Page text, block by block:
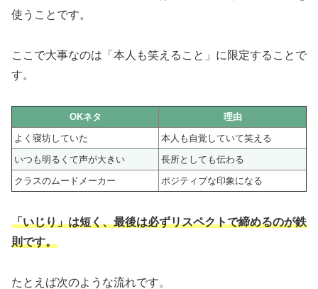
使うことです。
ここで大事なのは「本人も笑えること」に限定することで
す。
OKネタ
理由
よく寝坊していた
本人も自覚していて笑える
いつも明るくて声が大きい
長所としても伝わる
クラスのムードメーカー
ポジティブな印象になる
「いじり」は短く、最後は必ずリスペクトで締めるのが鉄
則です。
たとえば次のような流れです。